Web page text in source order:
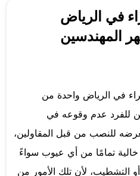
في الرياض
في الرياض واحدة من
للفرد عدم وقوعه في
للنصب من قبل المقاولين،
تمامًا من أي عيوب سواءً
التشطيب، لأن تلك الأمور من